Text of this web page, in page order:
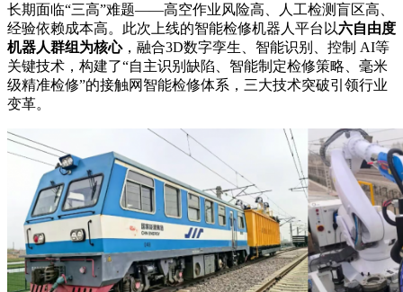
长期面临“三高”难题——高空作业风险高、人工检测盲区高、
经验依赖成本高。此次上线的智能检修机器人平台以六自由度
机器人群组为核心，融合3D数字孪生、智能识别、控制 AI等
关键技术，构建了“自主识别缺陷、智能制定检修策略、毫米
级精准检修”的接触网智能检修体系，三大技术突破引领行业
变革。